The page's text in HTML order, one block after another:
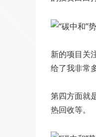
新的项目关
给了我非常
第四方面就
热回收等。